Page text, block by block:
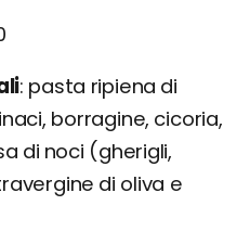
pasta ripiena di
borragine, cicoria,
di noci (gherigli,
di oliva e